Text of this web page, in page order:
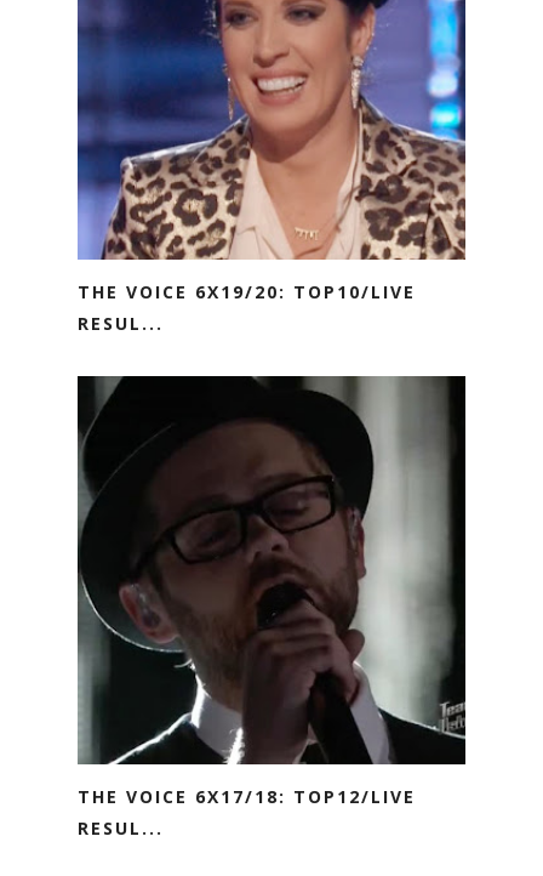
THE VOICE 6X19/20: TOP10/LIVE
RESUL...
THE VOICE 6X17/18: TOP12/LIVE
RESUL...